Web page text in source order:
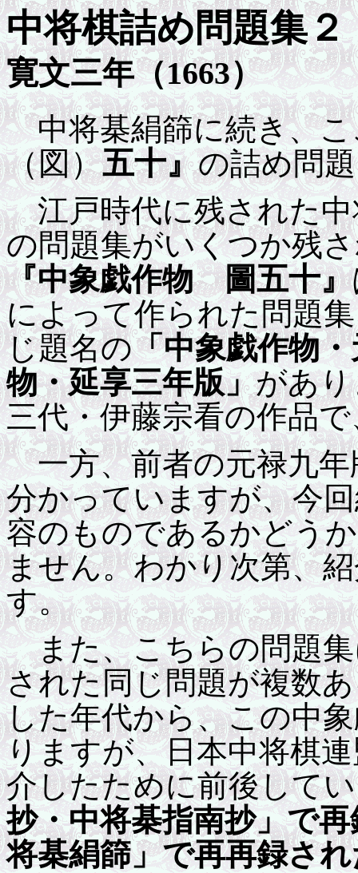
中将棋詰め問題集
寛文三年（1663）
中将棊絹篩に続き、こ
（図）五十』の詰め問
江戸時代に残された中
の問題集がいくつか残
『中象戯作物圖五十』
によって作られた問題
じ題名の「中象戯作物
物・延享三年版」があ
三代・伊藤宗看の作品
一方、前者の元禄九年
分かっていますが、今
容のものであるかどう
ません。わかり次第、
す。
また、こちらの問題集
された同じ問題が複数
した年代から、この中
りますが、日本中将棋
介したために前後して
抄・中将棊指南抄」で
将棊絹篩」で再再録さ